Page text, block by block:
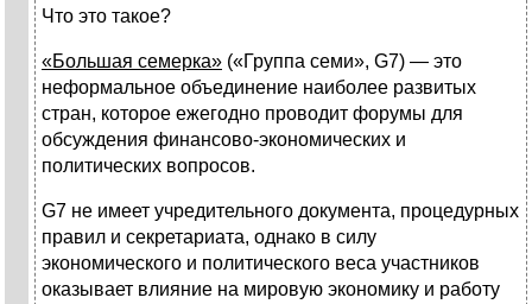
Что это такое?
«Большая семерка» («Группа семи», G7) — это
неформальное объединение наиболее развитых
стран, которое ежегодно проводит форумы для
обсуждения финансово-экономических и
политических вопросов.
G7 не имеет учредительного документа, процедурных
правил и секретариата, однако в силу
экономического и политического веса участников
оказывает влияние на мировую экономику и работу